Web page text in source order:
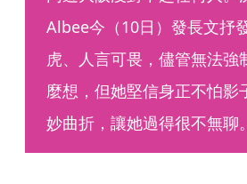
Albee今（10日）發長文抒
虎、人言可畏，儘管無法強
麼想，但她堅信身正不怕影
妙曲折，讓她過得很不無聊。